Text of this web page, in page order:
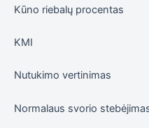
Kūno riebalų procentas
KMI
Nutukimo vertinimas
Normalaus svorio